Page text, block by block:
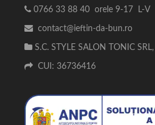
0766 33 88 40 orele 9-17 L-V
contact@ieftin-da-bun.ro
S.C. STYLE SALON TONIC SRL,
CUI: 36736416